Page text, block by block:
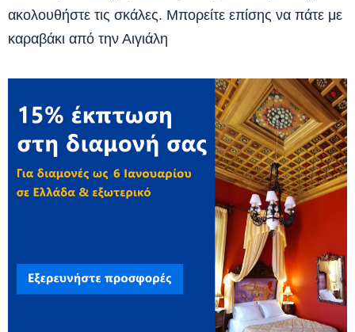
ακολουθήστε τις σκάλες. Μπορείτε επίσης να πάτε με
καραβάκι από την Αιγιάλη